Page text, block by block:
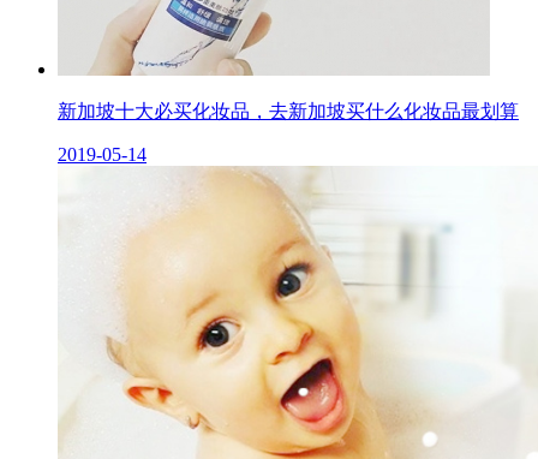
新加坡十大必买化妆品，去新加坡买什么化妆品最划算
2019-05-14